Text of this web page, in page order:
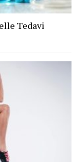
Tedavi